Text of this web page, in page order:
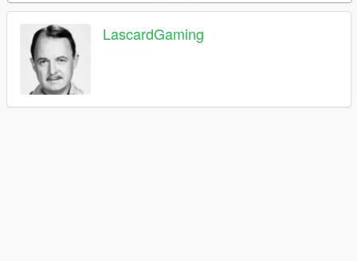
LascardGaming